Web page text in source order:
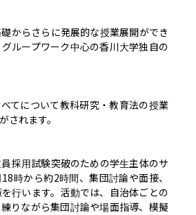
からさらに発展的な授業展開ができ
ループワーク中心の香川大学独自の
てについて教科研究・教育法の授業
されます。
採用試験突破のための学生主体のサ
時から約2時間、集団討論や面接、
行います。活動では、自治体ごとの
りながら集団討論や場面指導、模擬